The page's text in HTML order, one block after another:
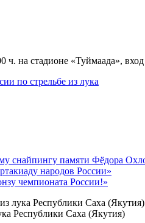
ч. на стадионе «Туймаада»,
по стрельбе из лука
снайпингу памяти Фёдора
народов России»
чемпионата России!»
лука Республики Саха (Якутия)
Республики Саха (Якутия)